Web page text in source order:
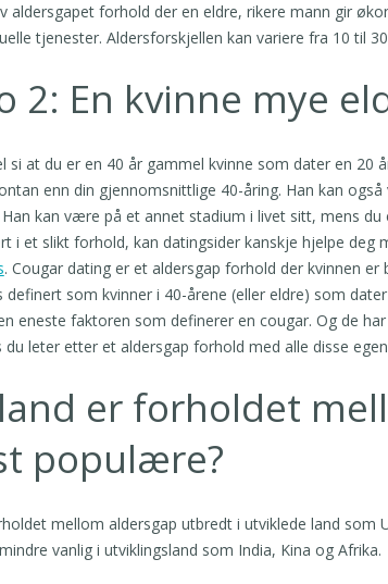
aldersgapet forhold der en eldre, rikere mann gir
tjenester. Aldersforskjellen kan variere fra 10 til
2: En kvinne mye
si at du er en 40 år gammel kvinne som dater en 20
enn din gjennomsnittlige 40-åring. Han kan
kan være på et annet stadium i livet sitt, mens
i et slikt forhold, kan datingsider kanskje hjelpe
. Cougar dating er et aldersgap forhold der kvinnen er
definert som kvinner i 40-årene (eller eldre) som
eneste faktoren som definerer en cougar. Og de
du leter etter et aldersgap forhold med alle disse
er forholdet
populære?
mellom aldersgap utbredt i utviklede land som
vanlig i utviklingsland som India, Kina og Afrika.